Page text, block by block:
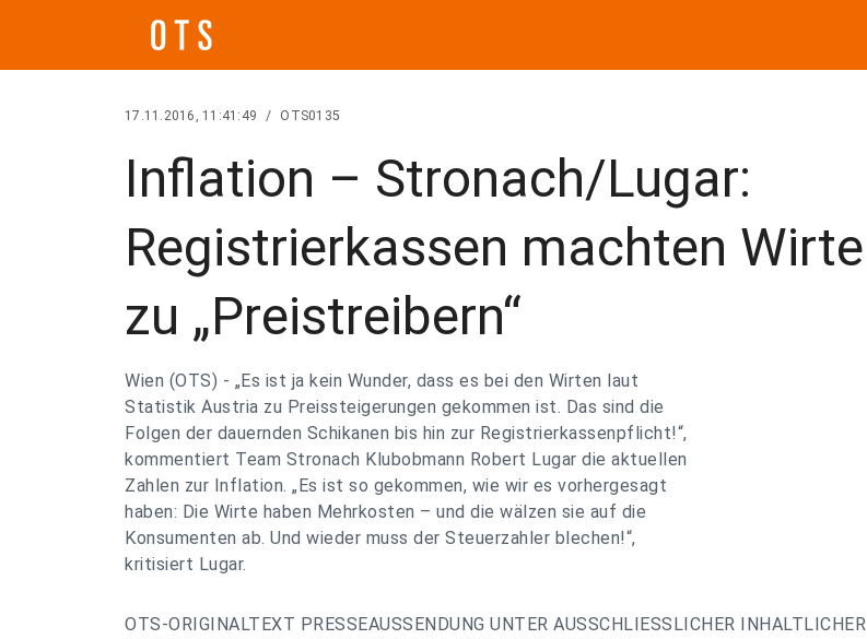
17.11.2016, 11:41:49 / OTS0135
Inflation – Stronach/Lugar:
Registrierkassen machten Wirte
zu „Preistreibern“
Wien (OTS) - „Es ist ja kein Wunder, dass es bei den Wirten laut
Statistik Austria zu Preissteigerungen gekommen ist. Das sind die
Folgen der dauernden Schikanen bis hin zur Registrierkassenpflicht!“,
kommentiert Team Stronach Klubobmann Robert Lugar die aktuellen
Zahlen zur Inflation. „Es ist so gekommen, wie wir es vorhergesagt
haben: Die Wirte haben Mehrkosten – und die wälzen sie auf die
Konsumenten ab. Und wieder muss der Steuerzahler blechen!“,
kritisiert Lugar.
OTS-ORIGINALTEXT PRESSEAUSSENDUNG UNTER AUSSCHLIESSLICHER INHALTLICHER